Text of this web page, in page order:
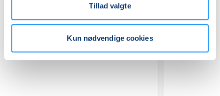
Tillad valgte
Kun nødvendige cookies